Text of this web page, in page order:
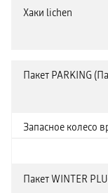
Хаки lichen
Пакет PARKING
Запасное колесо
Пакет WINTER